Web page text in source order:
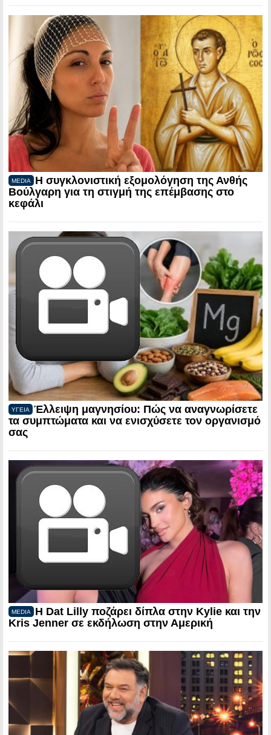
MEDIA
Η συγκλονιστική εξομολόγηση της Ανθής
Βούλγαρη για τη στιγμή της επέμβασης στο
κεφάλι
ΥΓΕΙΑ
Έλλειψη μαγνησίου: Πώς να αναγνωρίσετε
τα συμπτώματα και να ενισχύσετε τον οργανισμό
σας
MEDIA
Η Dat Lilly ποζάρει δίπλα στην Kylie και την
Kris Jenner σε εκδήλωση στην Αμερική